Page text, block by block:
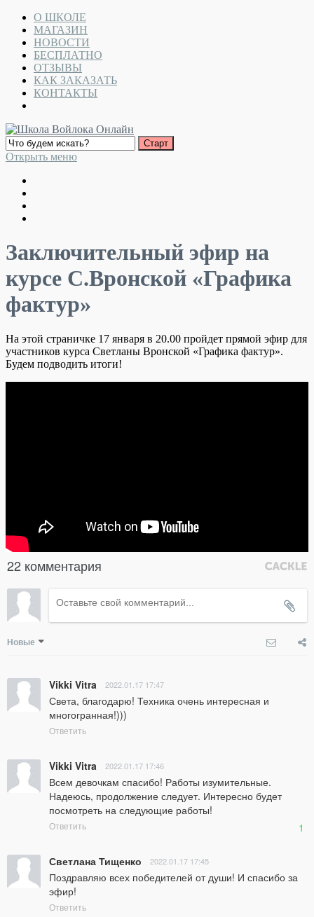
О ШКОЛЕ
МАГАЗИН
НОВОСТИ
БЕСПЛАТНО
ОТЗЫВЫ
КАК ЗАКАЗАТЬ
КОНТАКТЫ
Открыть меню
Заключительный эфир на
курсе С.Вронской «Графика
фактур»
На этой страничке 17 января в 20.00 пройдет прямой эфир для
участников курса Светланы Вронской «Графика фактур».
Будем подводить итоги!
22 комментария
Новые
Vikki Vitra 2022.01.17 17:47
Света, благодарю! Техника очень интересная и
многогранная!)))
Ответить
Vikki Vitra 2022.01.17 17:46
Всем девочкам спасибо! Работы изумительные.
Надеюсь, продолжение следует. Интересно будет
посмотреть на следующие работы!
Ответить 1
Светлана Тищенко 2022.01.17 17:45
Поздравляю всех победителей от души! И спасибо за
эфир!
Ответить